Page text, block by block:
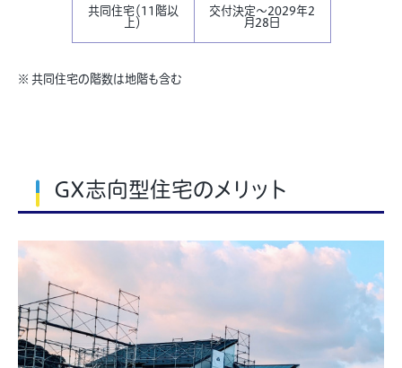
共同住宅（11階以
上）
交付決定～2029年2
月28日
※ 共同住宅の階数は地階も含む
GX志向型住宅のメリット